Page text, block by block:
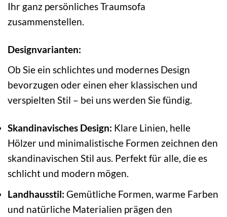
Ihr ganz persönliches Traumsofa
zusammenstellen.
Designvarianten:
Ob Sie ein schlichtes und modernes Design
bevorzugen oder einen eher klassischen und
verspielten Stil – bei uns werden Sie fündig.
Skandinavisches Design: Klare Linien, helle
Hölzer und minimalistische Formen zeichnen den
skandinavischen Stil aus. Perfekt für alle, die es
schlicht und modern mögen.
Landhausstil: Gemütliche Formen, warme Farben
und natürliche Materialien prägen den